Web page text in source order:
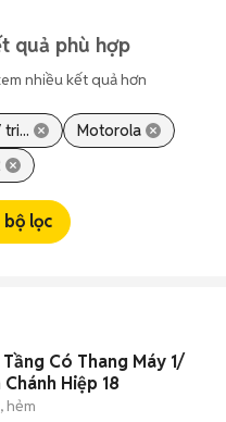
quả phù hợp
nhiều kết quả hơn
Motorola
lọc
Có Thang Máy 1/
Hiệp 18
hẻm